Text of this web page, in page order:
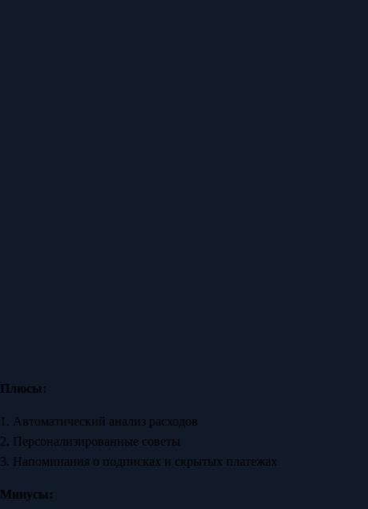
Плюсы:
1. Автоматический анализ расходов
2. Персонализированные советы
3. Напоминания о подписках и скрытых платежах
Минусы: